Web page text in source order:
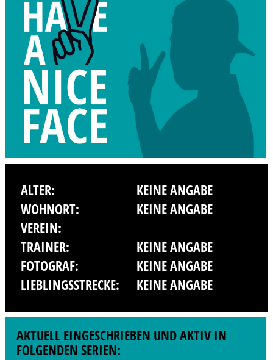
ALTER:
KEINE ANGABE
WOHNORT:
KEINE ANGABE
VEREIN:
TRAINER:
KEINE ANGABE
FOTOGRAF:
KEINE ANGABE
LIEBLINGSSTRECKE:
KEINE ANGABE
AKTUELL EINGESCHRIEBEN UND AKTIV IN
FOLGENDEN SERIEN: